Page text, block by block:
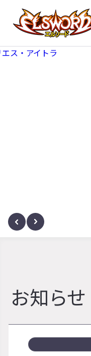
サノヴァ
お知らせ